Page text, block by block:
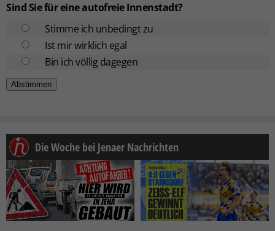
Sind Sie für eine autofreie Innenstadt?
Stimme ich unbedingt zu
Ist mir wirklich egal
Bin ich völlig dagegen
Die Woche bei Jenaer Nachrichten